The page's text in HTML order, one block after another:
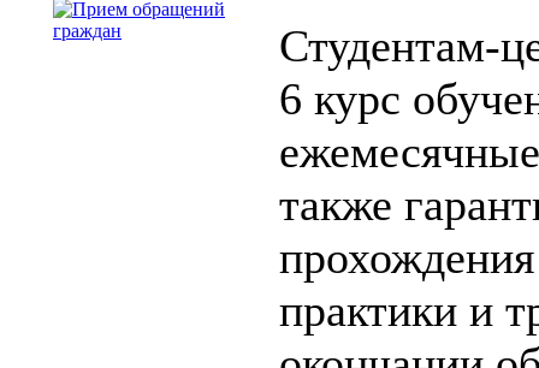
Студентам-
6 курс
также
практики и